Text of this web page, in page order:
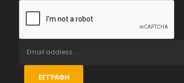
ΕΓΓΡΑΦΉ